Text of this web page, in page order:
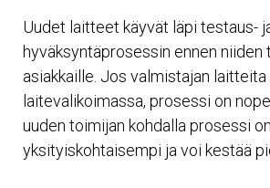
Uudet laitteet käyvät läpi testaus-
hyväksyntäprosessin ennen niiden
asiakkaille. Jos valmistajan laitteita
laitevalikoimassa, prosessi on
uuden toimijan kohdalla prosessi on
yksityiskohtaisempi ja voi kestää